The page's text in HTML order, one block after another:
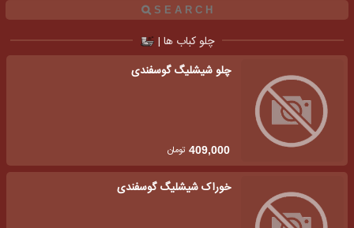
چلو کباب ها |
چلو شیشلیگ گوسفندی
409,000 تومان
خوراک شیشلیگ گوسفندی